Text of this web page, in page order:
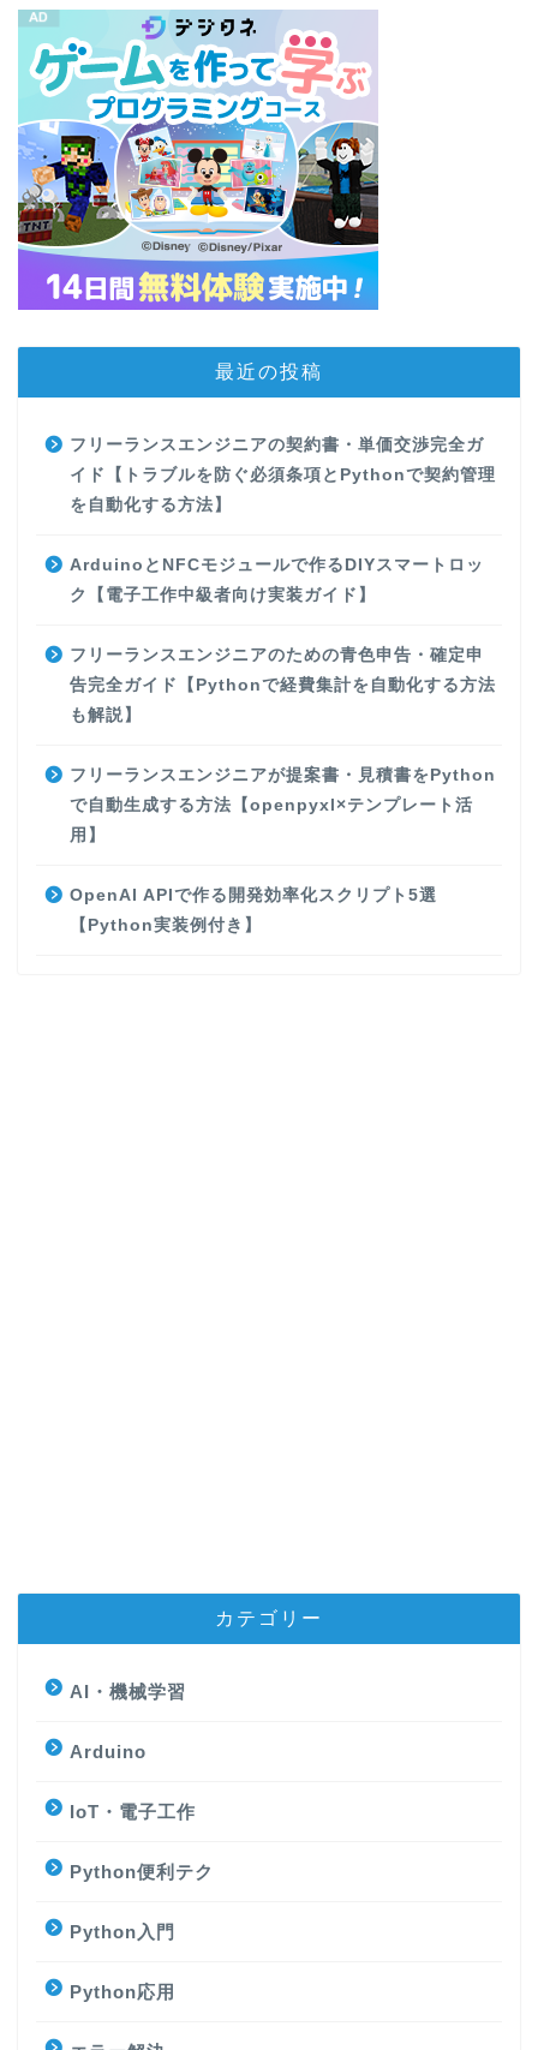
最近の投稿
フリーランスエンジニアの契約書・単価交渉完全ガ
イド【トラブルを防ぐ必須条項とPythonで契約管理
を自動化する方法】
ArduinoとNFCモジュールで作るDIYスマートロッ
ク【電子工作中級者向け実装ガイド】
フリーランスエンジニアのための青色申告・確定申
告完全ガイド【Pythonで経費集計を自動化する方法
も解説】
フリーランスエンジニアが提案書・見積書をPython
で自動生成する方法【openpyxl×テンプレート活
用】
OpenAI APIで作る開発効率化スクリプト5選
【Python実装例付き】
カテゴリー
AI・機械学習
Arduino
IoT・電子工作
Python便利テク
Python入門
Python応用